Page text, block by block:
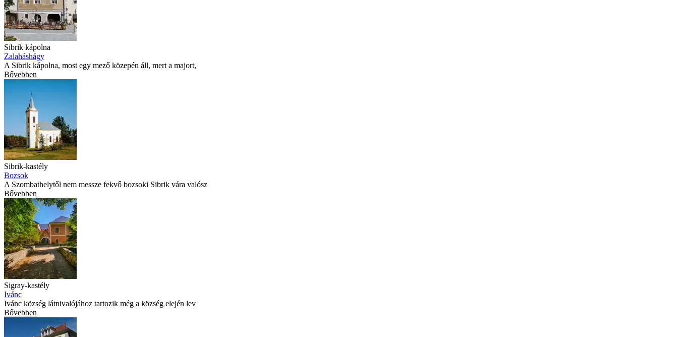
Sibrik kápolna
Zalaháshágy
A Sibrik kápolna, most egy mező közepén áll, mert a majort,
Bővebben
Sibrik-kastély
Bozsok
A Szombathelytől nem messze fekvő bozsoki Sibrik vára valósz
Bővebben
Sigray-kastély
Ivánc
Ivánc község látnivalójához tartozik még a község elején lev
Bővebben